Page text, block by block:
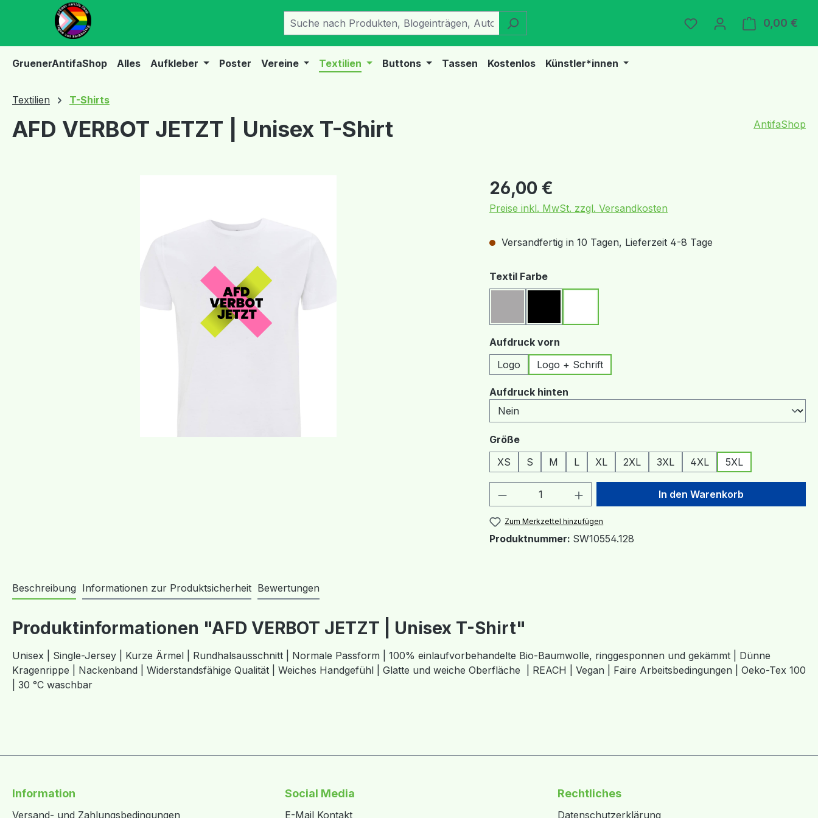
Hauptinhalt springen
Zur Suche springen
Zur Hauptnavigation springen
Du hast 0 Produkte auf
0,00 €
GruenerAntifaShop Alles Aufkleber Poster Vereine Textilien Buttons Tassen Kostenlos Künstler*innen
Textilien T-Shirts
AFD VERBOT JETZT | Unisex T-Shirt AntifaShop
Regulärer Preis:
26,00 €
Preise inkl. MwSt. zzgl. Versandkosten
Versandfertig in 10 Tagen, Lieferzeit 4-8 Tage
Textil Farbeauswählen
Aufdruck vorn
Logo
Logo + Schrift
Aufdruck hinten
Größeauswählen
XS
S M L XL 2XL 3XL 4XL 5XL
Produkt Anzahl: Gib den gewünschten Wert
In den Warenkorb
Zum Merkzettel hinzufügen
Produktnummer: SW10554.128
Beschreibung Informationen zur Produktsicherheit Bewertungen
Produktinformationen "AFD VERBOT JETZT | Unisex T-Shirt"
Unisex | Single-Jersey | Kurze Ärmel | Rundhalsausschnitt | Normale Passform | 100% einlaufvorbehandelte Bio-Baumwolle, ringgesponnen und gekämmt | Dünne
Kragenrippe | Nackenband | Widerstandsfähige Qualität | Weiches Handgefühl | Glatte und weiche Oberfläche | REACH | Vegan | Faire Arbeitsbedingungen | Oeko-Tex 100
| 30 °C waschbar
Information
Versand- und Zahlungsbedingungen
Social Media
E-Mail Kontakt
Rechtliches
Datenschutzerklärung